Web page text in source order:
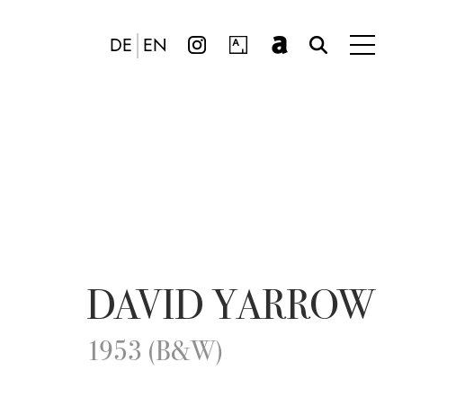
DE EN
DAVID YARROW
1953 (B&W)